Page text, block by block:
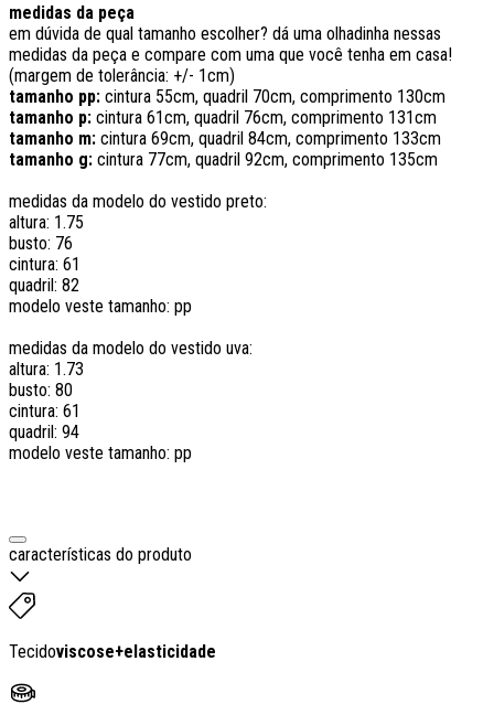
medidas da peça
em dúvida de qual tamanho escolher? dá uma olhadinha nessas
medidas da peça e compare com uma que você tenha em casa!
(margem de tolerância: +/- 1cm)
tamanho pp: cintura 55cm, quadril 70cm, comprimento 130cm
tamanho p: cintura 61cm, quadril 76cm, comprimento 131cm
tamanho m: cintura 69cm, quadril 84cm, comprimento 133cm
tamanho g: cintura 77cm, quadril 92cm, comprimento 135cm
medidas da modelo do vestido preto:
altura: 1.75
busto: 76
cintura: 61
quadril: 82
modelo veste tamanho: pp
medidas da modelo do vestido uva:
altura: 1.73
busto: 80
cintura: 61
quadril: 94
modelo veste tamanho: pp
características do produto
Tecidoviscose+elasticidade